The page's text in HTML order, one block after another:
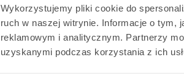
Wykorzystujemy pliki cookie do
ruch w naszej witrynie. Informacje o tym,
reklamowym i analitycznym. Partnerzy
uzyskanymi podczas korzystania z ich